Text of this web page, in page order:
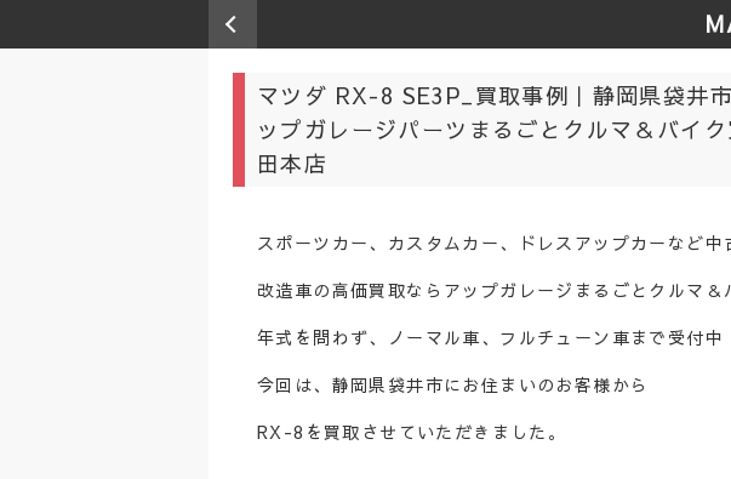
マツダ RX-8 SE3P_買取事例｜静岡県袋井
ップガレージパーツまるごとクルマ＆バイ
田本店
スポーツカー、カスタムカー、ドレスアップカーなど中
改造車の高価買取ならアップガレージまるごとクルマ＆
年式を問わず、ノーマル車、フルチューン車まで受付中
今回は、静岡県袋井市にお住まいのお客様から
RX-8を買取させていただきました。